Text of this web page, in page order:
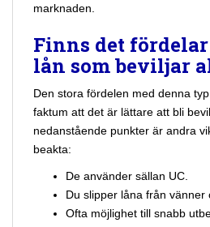
marknaden.
Finns det fördelar
lån som beviljar
Den stora fördelen med denna
faktum att det är lättare att bli
nedanstående punkter är andra
beakta:
De använder sällan UC.
Du slipper låna från vänner
Ofta möjlighet till snabb